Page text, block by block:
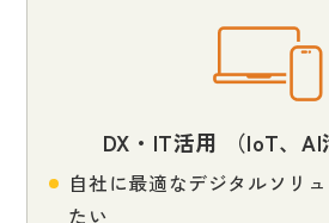
DX・IT活用 （IoT、AI
自社に最適なデジタルソリ
たい